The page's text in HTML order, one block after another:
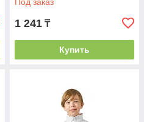
1 241 ₸
Купить